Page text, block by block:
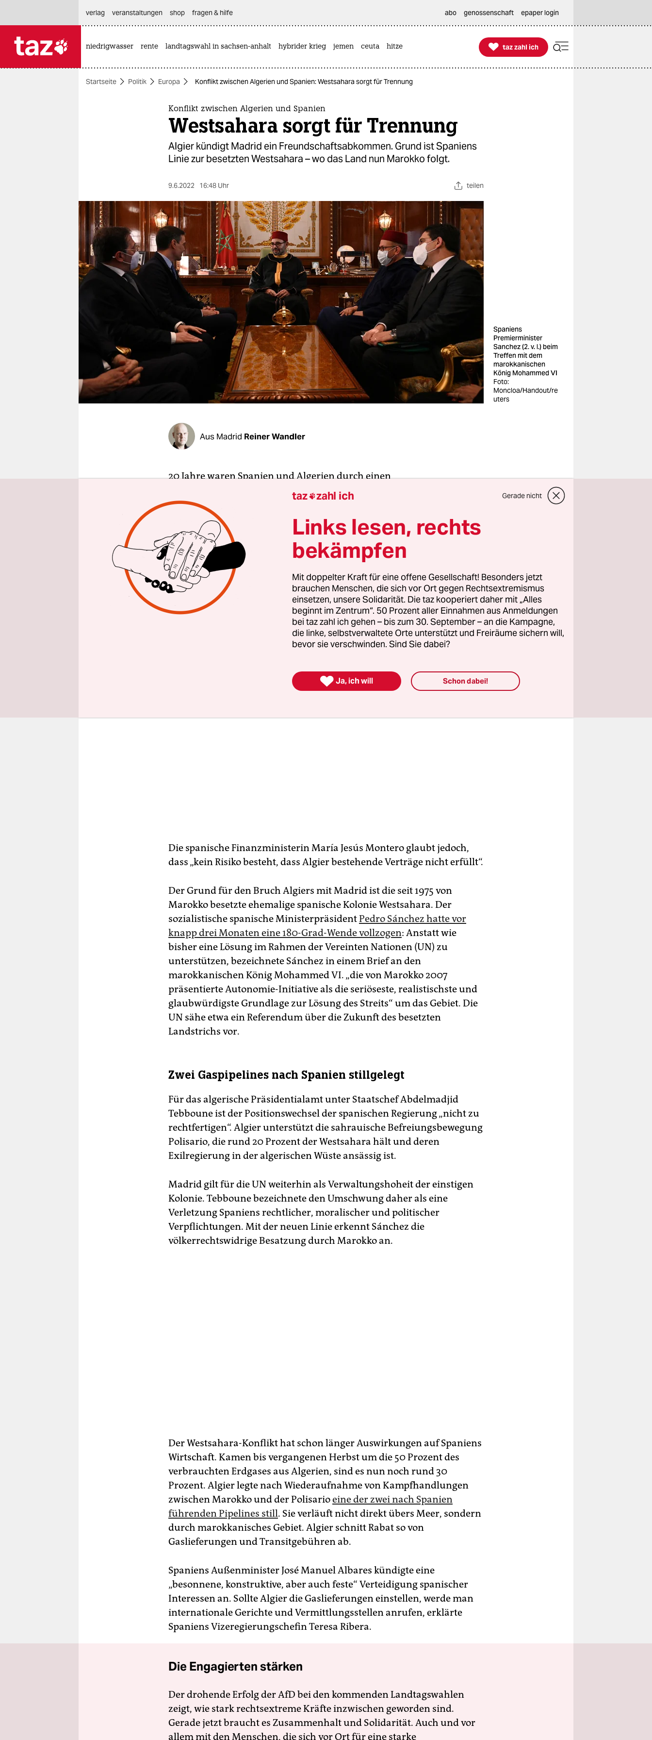
themen
berlin
nord
wahrheit
fragen & hilfe
unterstützen
abo
verlag
veranstaltungen shop fragen & hilfe abo genossenschaft epaper login
niedrigwasser rente landtagswahl in sachsen-anhalt hybrider krieg jemen ceuta hitze 
taz zahl ich
taz zahl ich
Startseite Politik Europa Konflikt zwischen Algerien und Spanien: Westsahara sorgt für Trennung
Konflikt zwischen Algerien und Spanien
Westsahara sorgt für Trennung
Algier kündigt Madrid ein Freundschaftsabkommen. Grund ist Spaniens
Linie zur besetzten Westsahara – wo das Land nun Marokko folgt.
9.6.2022 16:48 Uhr teilen
Spaniens
Premierminister
Sanchez (2. v. l.) beim
Treffen mit dem
marokkanischen
König Mohammed VI
Foto:
Moncloa/Handout/re
uters
Aus Madrid Reiner Wandler
20 Jahre waren Spanien und Algerien durch einen
Freundschaftsvertrag verbunden. Nun kündigte Algier das
Abkommen, in dem sich einst der damalige, konservative spanische
Ministerpräsident José María Aznar und der mittlerweile
verstorbene
algerische Machthaber Abdelaziz Bouteflika
„Entwicklungszusammenarbeit“ und „Nicht­ein­mischung in innere
Angelegenheiten“ gelobten.
Wenige Stunden später teilte der algerische Bankenverband mit, dass
ab Donnerstag Geschäfte mit Spanien verboten seien. Er gab damit
wohl eine Anweisung des Wirtschaftsministeriums weiter. Inwieweit
diese auch die Erdgaslieferungen von Algerien nach Spanien betrifft,
Die spanische Finanzministerin María Jesús Montero glaubt jedoch,
dass „kein Risiko besteht, dass Algier bestehende Verträge nicht erfüllt“.
Der Grund für den Bruch Algiers mit Madrid ist die seit 1975 von
Marokko besetzte ehemalige spanische Kolonie Westsahara. Der
sozialistische spanische MinisterpräsidentPedro Sánchez hatte vor
knapp drei Monaten eine 180-Grad-Wende vollzogen: Anstatt wie
bisher eine Lösung im Rahmen der Vereinten Nationen (UN) zu
unterstützen, bezeichnete Sánchez in einem Brief an den
marokkanischen König Mohammed VI. „die von Marokko 2007
präsentierte Autonomie-Initiative als die seriöseste, realistischste und
glaubwürdigste Grundlage zur Lösung des Streits“ um das Gebiet. Die
UN sähe etwa ein Referendum über die Zukunft des besetzten
Landstrichs vor.
Zwei Gaspipelines nach Spanien stillgelegt
Für das algerische Präsidentialamt unter Staatschef Abdelmadjid
Tebboune ist der Posi­tions­wechsel der spanischen Regierung „nicht zu
rechtfertigen“. Algier unterstützt die sah­raui­sche Befreiungsbewegung
Polisario, die rund 20 Prozent der Westsahara hält und deren
Exilregierung in der algerischen Wüste ansässig ist.
Madrid gilt für die UN weiterhin als Verwaltungshoheit der einstigen
Kolonie. Tebboune bezeichnete den Umschwung daher als eine
Verletzung Spaniens rechtlicher, moralischer und politischer
Verpflichtungen. Mit der neuen Linie erkennt Sánchez die
völkerrechtswidrige Besatzung durch Marokko an.
Der Westsahara-Konflikt hat schon länger Auswirkungen auf Spaniens
Wirtschaft. Kamen bis vergangenen Herbst um die 50 Prozent des
verbrauchten Erdgases aus Algerien, sind es nun noch rund 30
Prozent. Algier legte nach Wiederaufnahme von Kampfhandlungen
zwischen Marokko und der Polisarioeine der zwei nach Spanien
führenden Pipelines still. Sie verläuft nicht direkt übers Meer, sondern
durch marokkanisches Gebiet. Algier schnitt Rabat so von
Gaslieferungen und Transitgebühren ab.
Spaniens Außenminister José Manuel Albares kündigte eine
„besonnene, konstruktive, aber auch feste“ Verteidigung spanischer
Interessen an. Sollte Algier die Gaslieferungen einstellen, werde man
internationale Gerichte und Vermittlungsstellen anrufen, erklärte
Spaniens Vizeregierungschefin Teresa Ribera.
Die Engagierten stärken
Der drohende Erfolg der AfD bei den kommenden Landtagswahlen
zeigt, wie stark rechtsextreme Kräfte inzwischen geworden sind.
Gerade jetzt braucht es Zusammenhalt und Solidarität. Auch und vor
allem mit den Menschen, die sich vor Ort für eine starke
taz zahl ich Gerade nicht
Links lesen, rechts
bekämpfen
Mit doppelter Kraft für eine offene Gesellschaft! Besonders jetzt
brauchen Menschen, die sich vor Ort gegen Rechtsextremismus
einsetzen, unsere Solidarität. Die taz kooperiert daher mit „Alles
beginnt im Zentrum“. 50 Prozent aller Einnahmen aus Anmeldungen
bei taz zahl ich gehen – bis zum 30. September – an die Kampagne,
die linke, selbstverwaltete Orte unterstützt und Freiräume sichern will,
bevor sie verschwinden. Sind Sie dabei?
 Ja, ich will Schon dabei!